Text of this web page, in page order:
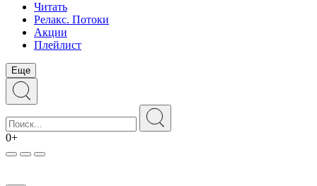
Читать
Релакс. Потоки
Акции
Плейлист
Еще
0+